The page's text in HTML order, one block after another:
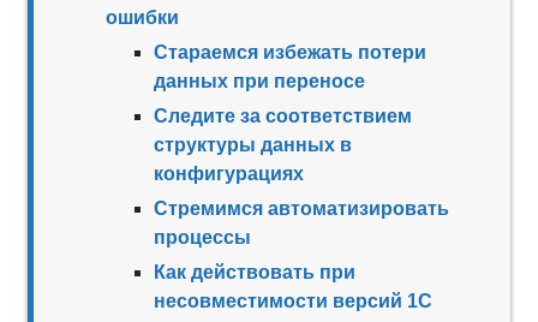
ошибки
Стараемся избежать потери
данных при переносе
Следите за соответствием
структуры данных в
конфигурациях
Стремимся автоматизировать
процессы
Как действовать при
несовместимости версий 1С